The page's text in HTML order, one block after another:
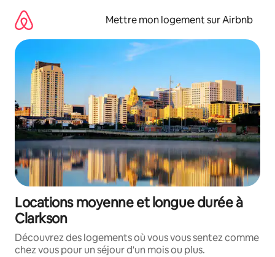
directement
contenu
Mettre mon logement sur Airbnb
Locations moyenne et longue durée à
Clarkson
Découvrez des logements où vous vous sentez comme
chez vous pour un séjour d'un mois ou plus.